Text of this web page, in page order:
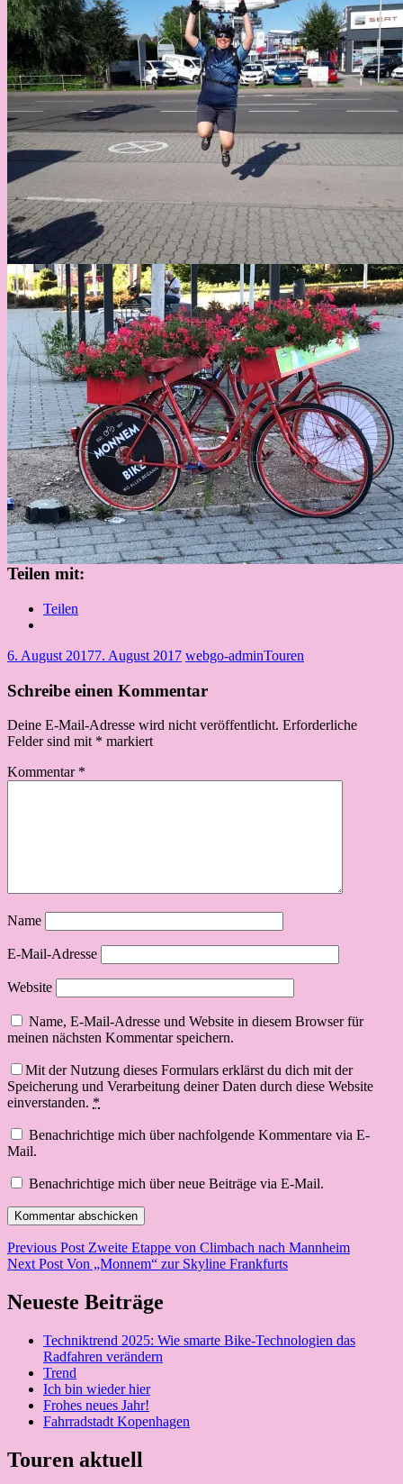
Teilen mit:
Teilen
6. August 20177. August 2017 webgo-adminTouren
Schreibe einen Kommentar
Deine E-Mail-Adresse wird nicht veröffentlicht. Erforderliche
Felder sind mit * markiert
Kommentar *
Name
E-Mail-Adresse
Website
Name, E-Mail-Adresse und Website in diesem Browser für
meinen nächsten Kommentar speichern.
Mit der Nutzung dieses Formulars erklärst du dich mit der
Speicherung und Verarbeitung deiner Daten durch diese Website
einverstanden. *
Benachrichtige mich über nachfolgende Kommentare via E-
Mail.
Benachrichtige mich über neue Beiträge via E-Mail.
Beitragsnavigation
Previous Post Zweite Etappe von Climbach nach Mannheim
Next Post Von „Monnem“ zur Skyline Frankfurts
Neueste Beiträge
Techniktrend 2025: Wie smarte Bike-Technologien das
Radfahren verändern
Trend
Ich bin wieder hier
Frohes neues Jahr!
Fahrradstadt Kopenhagen
Touren aktuell